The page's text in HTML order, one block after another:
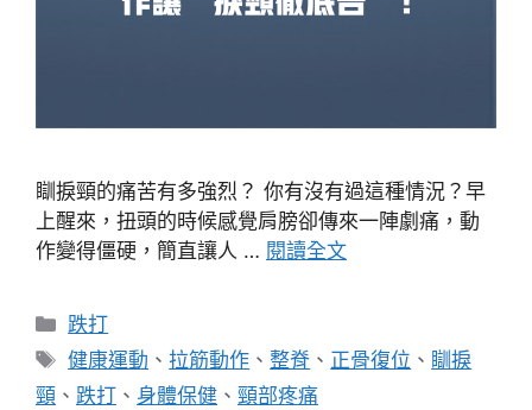
瞓捩頸的痛苦有多強烈？ 你有沒有過這種情況？早
上醒來，扭頭的時候感覺肩膀卻傳來一陣劇痛，動
作變得僵硬，簡直讓人 … 閱讀全文
分
類
跌打
標
籤
健康運動 、 拉筋動作 、整脊 、 正骨復位 、 瞓捩
頸 、 跌打 、 身體保健 、 頸部疼痛